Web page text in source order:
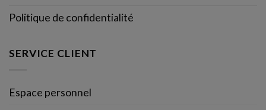
Politique de confidentialité
SERVICE CLIENT
Espace personnel